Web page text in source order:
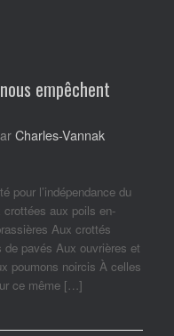
empêchent
Charles-Vannak
pour l’indépendance du
aux poils en-
Aux crottés
pavés Aux ouvrières et
poumons noircis À celles
ce même […]